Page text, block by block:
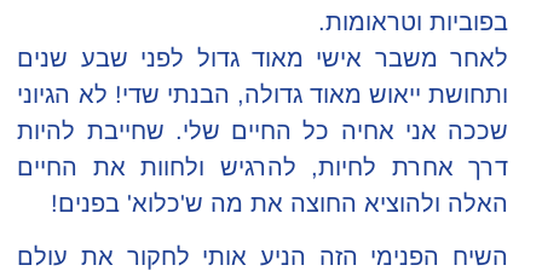
בפוביות וטראומות.
לאחר משבר אישי מאוד גדול לפני שבע שנים
ותחושת ייאוש מאוד גדולה, הבנתי שדי! לא הגיוני
שככה אני אחיה כל החיים שלי. שחייבת להיות
דרך אחרת לחיות, להרגיש ולחוות את החיים
האלה ולהוציא החוצה את מה ש'כלוא' בפנים!
השיח הפנימי הזה הניע אותי לחקור את עולם